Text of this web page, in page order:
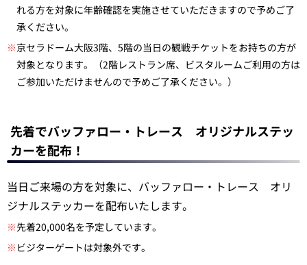
れる方を対象に年齢確認を実施させていただきますので予めご了
承ください。
※京セラドーム大阪3階、5階の当日の観戦チケットをお持ちの方が
対象となります。（2階レストラン席、ビスタルームご利用の方は
ご参加いただけませんので予めご了承ください。）
先着でバッファロー・トレース オリジナルステッ
カーを配布！
当日ご来場の方を対象に、バッファロー・トレース オリ
ジナルステッカーを配布いたします。
※先着20,000名を予定しています。
※ ビジターゲートは対象外です。